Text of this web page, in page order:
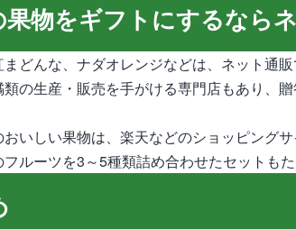
果物をギフトにするなら
どんな、ナダオレンジなどは、ネット通販
の生産・販売を手がける専門店もあり、
いしい果物は、楽天などのショッピングサ
ルーツを3～5種類詰め合わせたセットも